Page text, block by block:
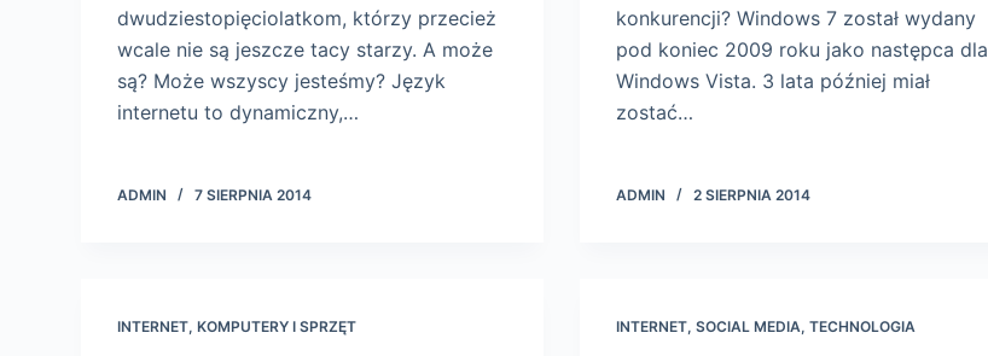
dwudziestopięciolatkom, którzy przecież
wcale nie są jeszcze tacy starzy. A może
są? Może wszyscy jesteśmy? Język
internetu to dynamiczny,…
ADMIN 7 SIERPNIA 2014
konkurencji? Windows 7 został wydany
pod koniec 2009 roku jako następca dla
Windows Vista. 3 lata później miał
zostać…
ADMIN 2 SIERPNIA 2014
INTERNET,KOMPUTERY I SPRZĘT INTERNET,SOCIAL MEDIA,TECHNOLOGIA